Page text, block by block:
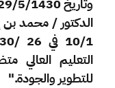
الدكتور / محمد
التعليم العالي
للتطوير والجودة".